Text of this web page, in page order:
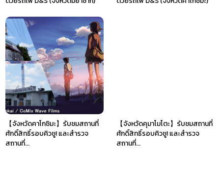
【จังหวัดคาโกชิมะ】รับชมสถานที่
ศักดิ์สิทธิ์รอบคิวชู! และสำรวจ
สถานที่...
【จังหวัดคุมาโมโตะ】รับชมสถานที่
ศักดิ์สิทธิ์รอบคิวชู! และสำรวจ
สถานที่...